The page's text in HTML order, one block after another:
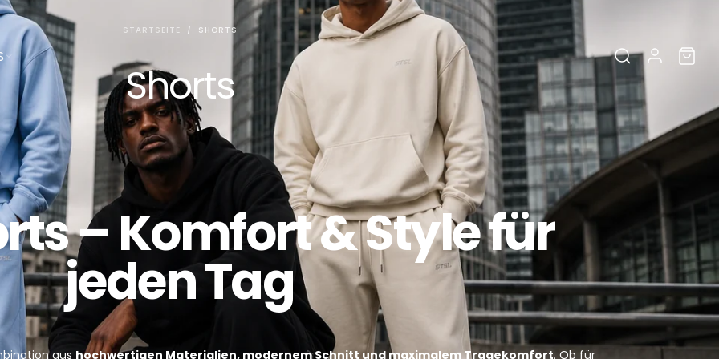
STARTSEITE / SHORTS
Shorts
– Komfort & Style für
jeden Tag
aus hochwertigen Materialien, modernem Schnitt und maximalem Tragekomfort. Ob für